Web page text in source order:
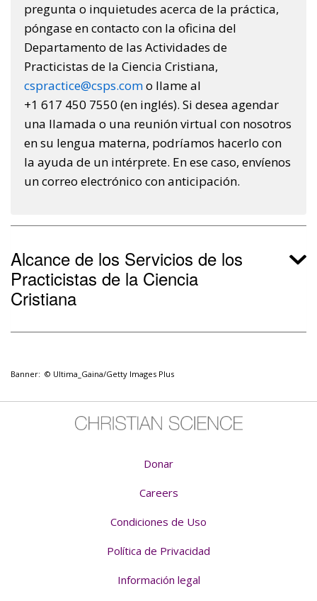
pregunta o inquietudes acerca de la práctica,
póngase en contacto con la oficina del
Departamento de las Actividades de
Practicistas de la Ciencia Cristiana,
cspractice@csps.como llame al
+1 617 450 7550 (en inglés). Si desea agendar
una llamada o una reunión virtual con nosotros
en su lengua materna, podríamos hacerlo con
la ayuda de un intérprete. En ese caso, envíenos
un correo electrónico con anticipación.
Alcance de los Servicios de los
Practicistas de la Ciencia
Cristiana
Banner: © Ultima_Gaina/Getty Images Plus
Donar
Careers
Condiciones de Uso
Política de Privacidad
Información legal